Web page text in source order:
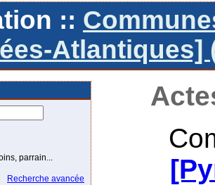
::
Atlantiques]
parrain...
Recherche avancée